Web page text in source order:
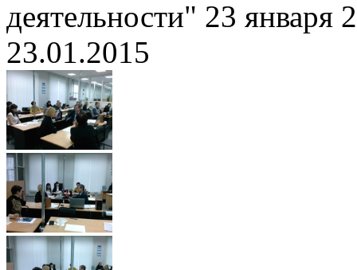
деятельности" 23 января
23.01.2015